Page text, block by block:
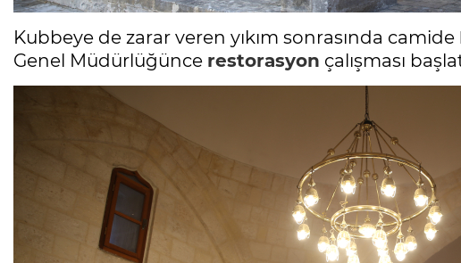
Kubbeye de zarar veren yıkım sonrasında camide
Genel Müdürlüğünce restorasyon çalışması